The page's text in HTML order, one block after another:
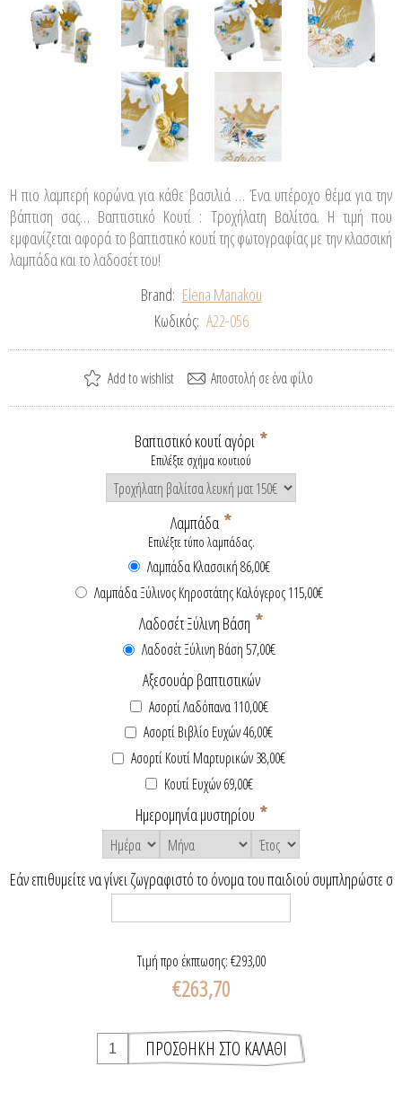
Η πιο λαμπερή κορώνα για κάθε βασιλιά … Ένα υπέροχο θέμα για την
βάπτιση σας… Βαπτιστικό Κουτί : Τροχήλατη Βαλίτσα. Η τιμή που
εμφανίζεται αφορά το βαπτιστικό κουτί της φωτογραφίας με την κλασσική
λαμπάδα και το λαδοσέτ του!
Brand: Elena Manakou
Κωδικός: A22-056
Βαπτιστικό κουτί αγόρι *
Επιλέξτε σχήμα κουτιού
Λαμπάδα *
Επιλέξτε τύπο λαμπάδας.
Λαμπάδα Κλασσική 86,00€
Λαμπάδα Ξύλινος Κηροστάτης Καλόγερος 115,00€
Λαδοσέτ Ξύλινη Βάση *
Λαδοσέτ Ξύλινη Βάση 57,00€
Αξεσουάρ βαπτιστικών
Ασορτί Λαδόπανα 110,00€
Ασορτί Βιβλίο Ευχών 46,00€
Ασορτί Κουτί Μαρτυρικών 38,00€
Κουτί Ευχών 69,00€
Ημερομηνία μυστηρίου *
Εάν επιθυμείτε να γίνει ζωγραφιστό το όνομα του παιδιού συμπληρώστε
Τιμή προ έκπτωσης:€293,00
€263,70